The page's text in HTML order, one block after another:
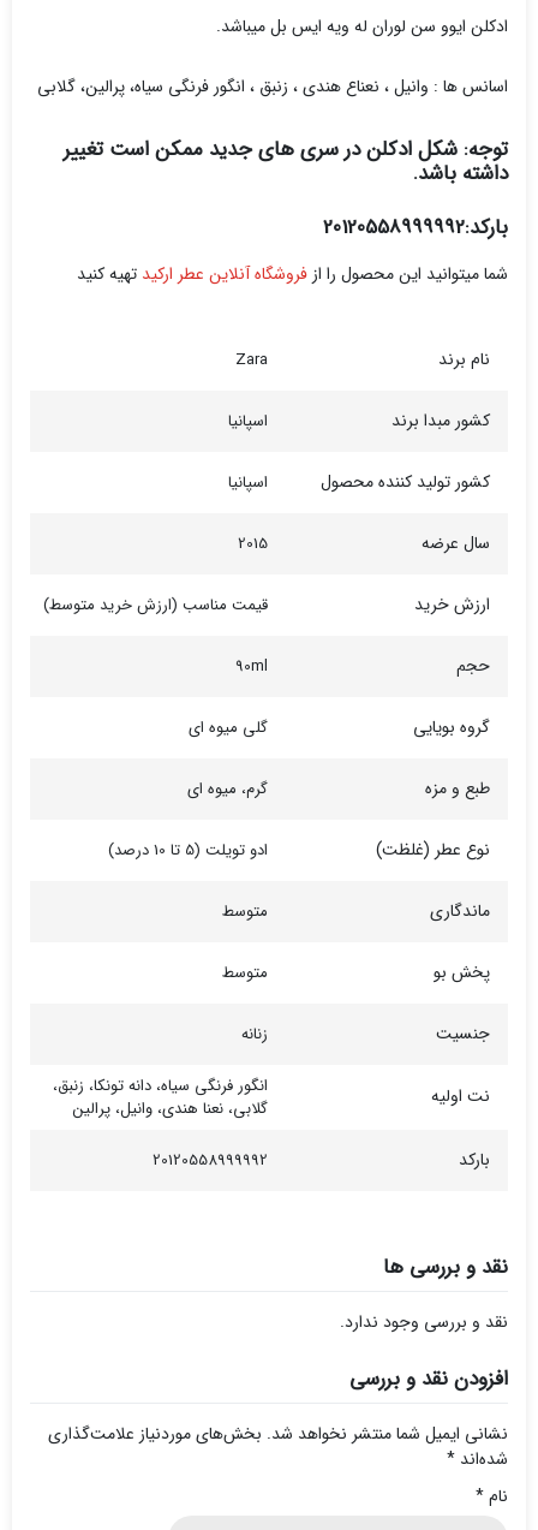
ادکلن ایوو سن لوران له ویه ایس بل میباشد.
اسانس ها : وانیل ، نعناع هندی ، زنبق ، انگور فرنگی سیاه، پرالین، گلابی
توجه: شکل ادکلن در سری های جدید ممکن است تغییر
داشته باشد.
بارکد:20120558999992
شما میتوانید این محصول را از فروشگاه آنلاین عطر ارکید تهیه کنید
نام برند Zara
کشور مبدا برند اسپانیا
کشور تولید کننده محصول اسپانیا
سال عرضه 2015
ارزش خرید قیمت مناسب (ارزش خرید متوسط)
حجم 90ml
گروه بویایی گلی میوه ای
طبع و مزه گرم، میوه ای
نوع عطر (غلظت) ادو تویلت (5 تا 10 درصد)
ماندگاری متوسط
پخش بو متوسط
جنسیت زنانه
نت اولیه
انگور فرنگی سیاه، دانه تونکا، زنبق،
گلابی، نعنا هندی، وانیل، پرالین
بارکد 20120558999992
نقد و بررسی ها
نقد و بررسی وجود ندارد.
افزودن نقد و بررسی
نشانی ایمیل شما منتشر نخواهد شد. بخش‌های موردنیاز علامت‌گذاری
شده‌اند *
نام*